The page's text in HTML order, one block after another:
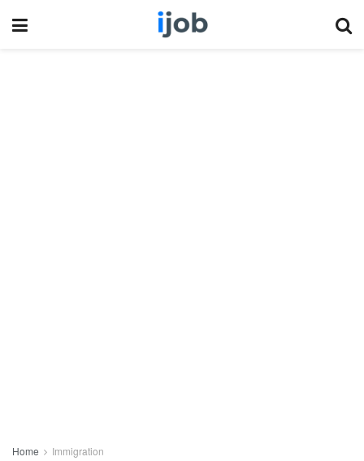
Home Immigration